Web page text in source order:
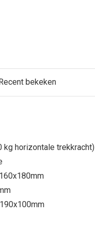
bekeken
kg horizontale trekkracht)